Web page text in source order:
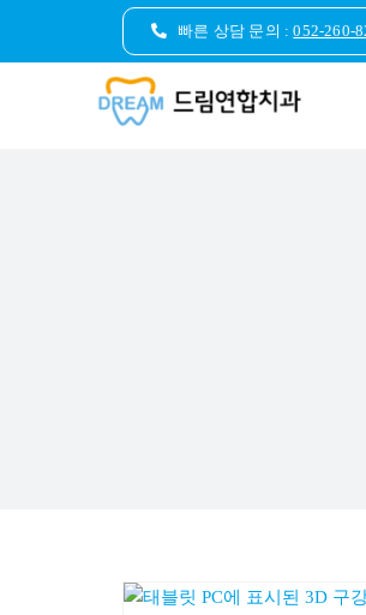
빠른 상담 문의 :052-260-